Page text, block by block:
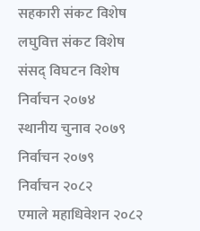
सहकारी संकट विशेष
लघुवित्त संकट विशेष
संसद् विघटन विशेष
निर्वाचन २०७४
स्थानीय चुनाव २०७९
निर्वाचन २०७९
निर्वाचन २०८२
एमाले महाधिवेशन २०८२